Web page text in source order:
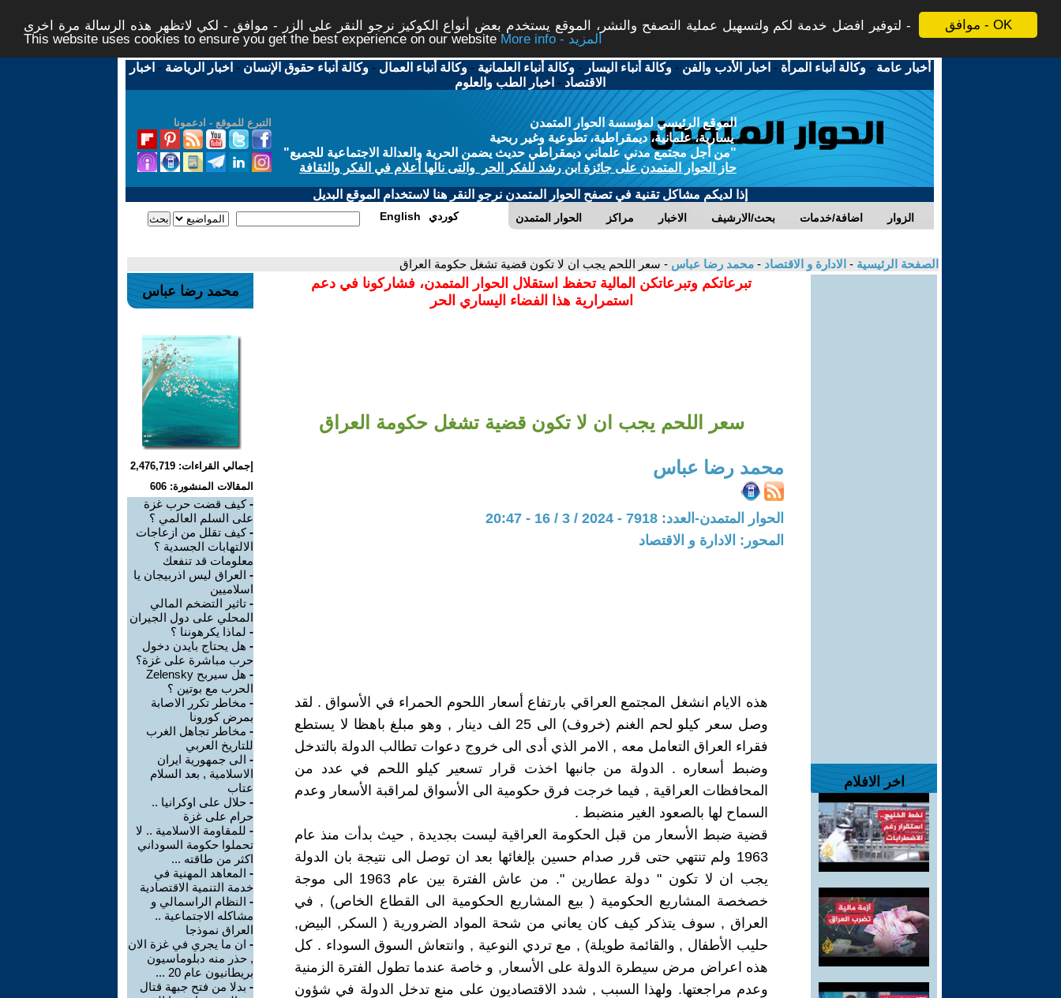
موافق - OK
لتوفير افضل خدمة لكم ولتسهيل عملية التصفح والنشر، الموقع يستخدم بعض أنواع الكوكيز نرجو النقر على الزر - موافق - لكي لاتظهر هذه الرسالة مرة اخرى -
This website uses cookies to ensure you get the best experience on our website
More info - المزيد
أخبار عامة -وكالة أنباء المرأة - اخبار الأدب والفن -وكالة أنباء اليسار -وكالة أنباء العلمانية -وكالة أنباء العمال -وكالة أنباء حقوق الإنسان - اخبار الرياضة - اخبار
الاقتصاد - اخبار الطب والعلوم
التبرع للموقع - ادعمونا
الموقع الرئيسي لمؤسسة الحوار المتمدن
يسارية، علمانية، ديمقراطية، تطوعية وغير ربحية
"من أجل مجتمع مدني علماني ديمقراطي حديث يضمن الحرية والعدالة الاجتماعية للجميع"
حاز الحوار المتمدن على جائزة ابن رشد للفكر الحر والتى نالها أعلام في الفكر والثقافة
إذا لديكم مشاكل تقنية في تصفح الحوار المتمدن نرجو النقر هنا لاستخدام الموقع البديل
الحوار المتمدن مراكز الاخبار بحث/الارشيف اضافة/خدمات الزوار English كوردي
الصفحة الرئيسية - الادارة و الاقتصاد - محمد رضا عباس - سعر اللحم يجب ان لا تكون قضية تشغل حكومة العراق
اخر الافلام
تبرعاتكم وتبرعاتكن المالية تحفظ استقلال الحوار المتمدن، فشاركونا في دعم
استمرارية هذا الفضاء اليساري الحر
سعر اللحم يجب ان لا تكون قضية تشغل حكومة العراق
محمد رضا عباس
الحوار المتمدن-العدد: 7918 - 2024 / 3 / 16 - 20:47
المحور: الادارة و الاقتصاد
هذه الايام انشغل المجتمع العراقي بارتفاع أسعار اللحوم الحمراء في الأسواق . لقد
وصل سعر كيلو لحم الغنم (خروف) الى 25 الف دينار , وهو مبلغ باهظا لا يستطع
فقراء العراق التعامل معه , الامر الذي أدى الى خروج دعوات تطالب الدولة بالتدخل
وضبط أسعاره . الدولة من جانبها اخذت قرار تسعير كيلو اللحم في عدد من
المحافظات العراقية , فيما خرجت فرق حكومية الى الأسواق لمراقبة الأسعار وعدم
السماح لها بالصعود الغير منضبط .
قضية ضبط الأسعار من قبل الحكومة العراقية ليست بجديدة , حيث بدأت منذ عام
1963 ولم تنتهي حتى قرر صدام حسين بإلغائها بعد ان توصل الى نتيجة بان الدولة
يجب ان لا تكون " دولة عطارين ". من عاش الفترة بين عام 1963 الى موجة
خصخصة المشاريع الحكومية ( بيع المشاريع الحكومية الى القطاع الخاص) , في
العراق , سوف يتذكر كيف كان يعاني من شحة المواد الضرورية ( السكر, البيض,
حليب الأطفال , والقائمة طويلة) , مع تردي النوعية , وانتعاش السوق السوداء . كل
هذه اعراض مرض سيطرة الدولة على الأسعار, و خاصة عندما تطول الفترة الزمنية
وعدم مراجعتها. ولهذا السبب , شدد الاقتصاديون على منع تدخل الدولة في شؤون
محمد رضا عباس
إجمالي القراءات: 2,476,719
المقالات المنشورة: 606
-كيف قضت حرب غزة
على السلم العالمي ؟
-كيف تقلل من ازعاجات
الالتهابات الجسدية ؟
معلومات قد تنفعك
- العراق ليس اذربيجان يا
اسلاميين
- تاثير التضخم المالي
المحلي على دول الجيران
- لماذا يكرهوننا ؟
- هل يحتاج بايدن دخول
حرب مباشرة على غزة؟
-
هل سيربح Zelensky
الحرب مع بوتين ؟
- مخاطر تكرر الاصابة
بمرض كورونا
- مخاطر تجاهل الغرب
للتاريخ العربي
- الى جمهورية ايران
الاسلامية , بعد السلام
عتاب
- حلال على اوكرانيا ..
حرام على غزة
- للمقاومة الاسلامية .. لا
تحملوا حكومة السوداني
اكثر من طاقته ...
- المعاهد المهنية في
خدمة التنمية الاقتصادية
- النظام الراسمالي و
مشاكله الاجتماعية ..
العراق نموذجا
- ان ما يجري في غزة الان
, حذر منه دبلوماسيون
بريطانيون عام 20 ...
- بدلا من فتح جبهة قتال